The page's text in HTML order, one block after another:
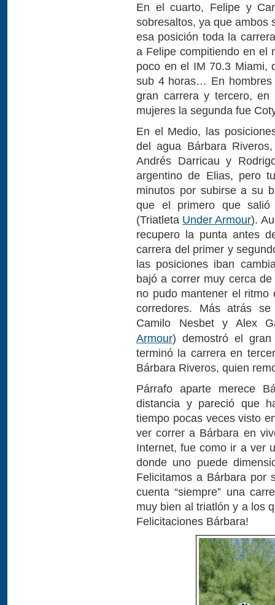
En el cuarto, Felipe y
sobresaltos, ya que ambos
esa posición toda la
a Felipe compitiendo en el
poco en el IM 70.3 Miami,
sub 4 horas… En hombres
gran carrera y tercero,
mujeres la segunda fue
En el Medio, las
del agua Bárbara
Andrés Darricau y
argentino de Elias, pero
minutos por subirse a su
que el primero que
(Triatleta Under Armour).
recupero la punta antes
carrera del primer y
las posiciones iban
bajó a correr muy cerca
no pudo mantener el
corredores. Más atrás
Camilo Nesbet y Alex
Armour) demostró el
terminó la carrera en
Bárbara Riveros, quien
Párrafo aparte merece
distancia y pareció que
tiempo pocas veces visto
ver correr a Bárbara en
Internet, fue como ir a ver
donde uno puede
Felicitamos a Bárbara por
cuenta “siempre” una
muy bien al triatlón y a los
Felicitaciones Bárbara!